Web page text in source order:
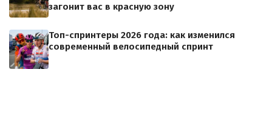
загонит вас в красную зону
Топ-спринтеры 2026 года: как изменился
современный велосипедный спринт